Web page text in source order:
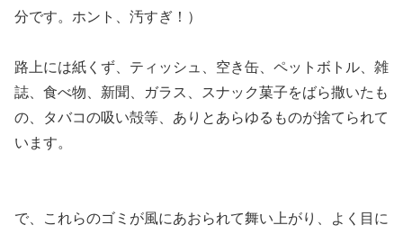
分です。ホント、汚すぎ！）
路上には紙くず、ティッシュ、空き缶、ペットボトル、雑
誌、食べ物、新聞、ガラス、スナック菓子をばら撒いたも
の、タバコの吸い殻等、ありとあらゆるものが捨てられて
います。
で、
これらのゴミが風にあおられて舞い上がり、よく目に